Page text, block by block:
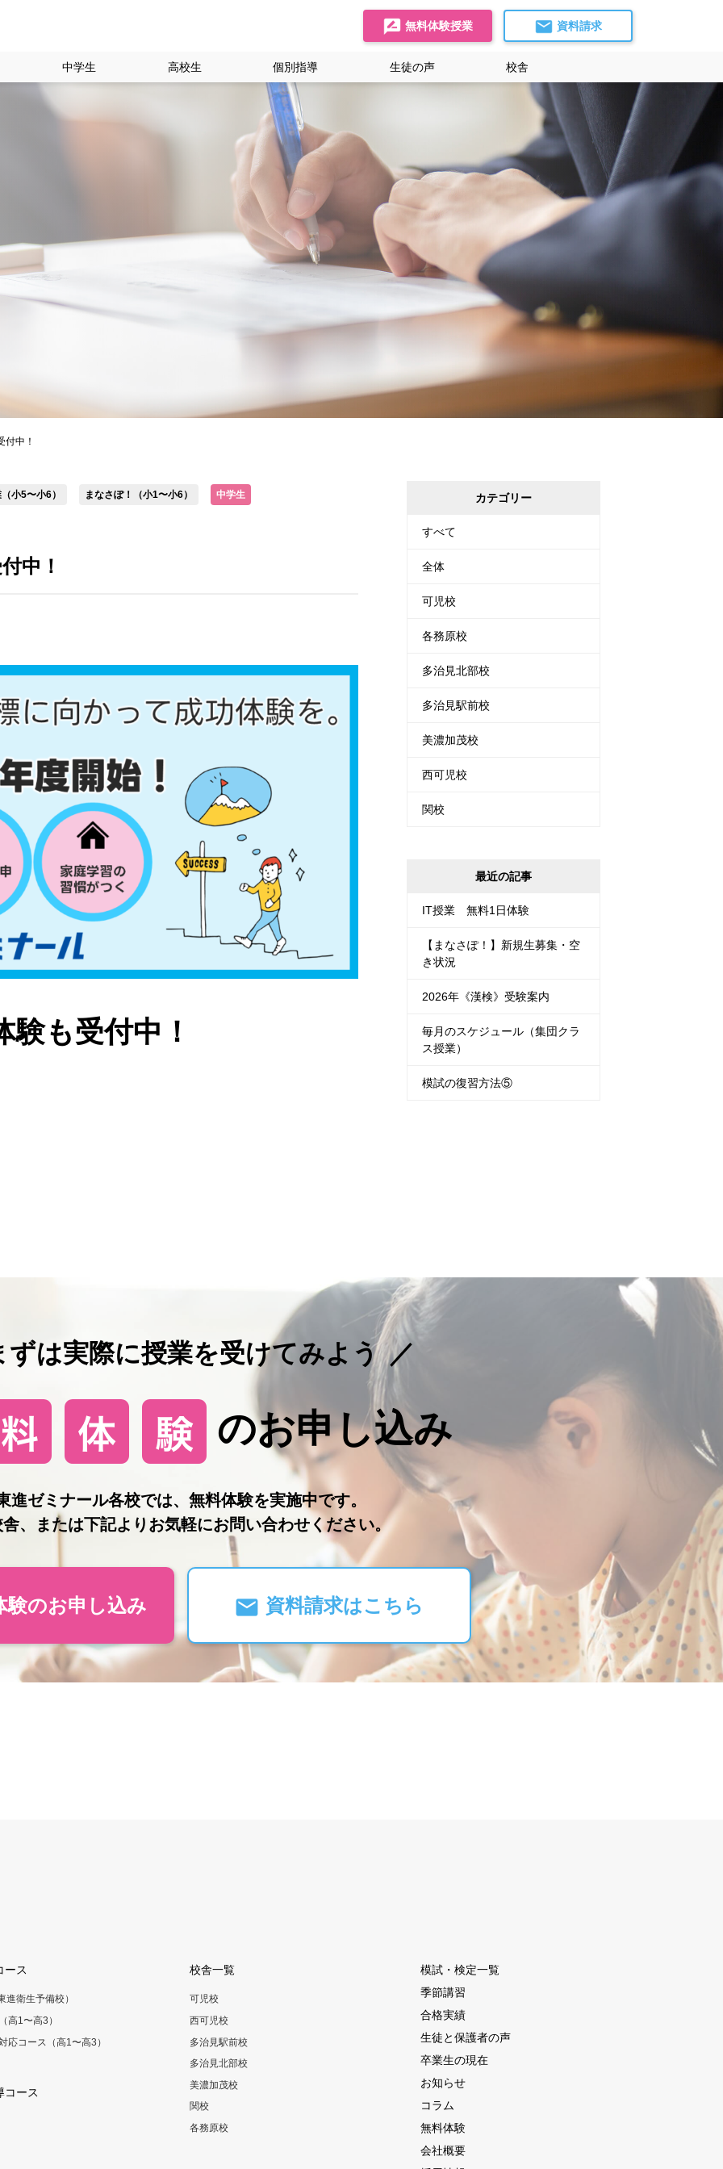
無料体験授業 資料請求
中学生 高校生 個別指導 生徒の声 校舎
付中！
小5〜小6） まなさぽ！（小1〜小6） 中学生
中！
験も受付中！
カテゴリー
すべて
全体
可児校
各務原校
多治見北部校
多治見駅前校
美濃加茂校
西可児校
関校
最近の記事
IT授業 無料1日体験
【まなさぽ！】新規生募集・空
き状況
2026年《漢検》受験案内
毎月のスケジュール（集団クラ
ス授業）
模試の復習方法⑤
ずは実際に授業を受けてみよう
のお申し込み
進ゼミナール各校では、無料体験を実施中です。
、または下記よりお気軽にお問い合わせください。
のお申し込み 資料請求はこちら
ース
進衛生予備校）
高1〜高3）
応コース（高1〜高3）
コース
校舎一覧
可児校
西可児校
多治見駅前校
多治見北部校
美濃加茂校
関校
各務原校
模試・検定一覧
季節講習
合格実績
生徒と保護者の声
卒業生の現在
お知らせ
コラム
無料体験
会社概要